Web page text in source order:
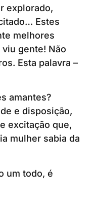
explorado,
Estes
melhores
gente! Não
Esta palavra –
amantes?
e disposição,
excitação que,
mulher sabia da
um todo, é